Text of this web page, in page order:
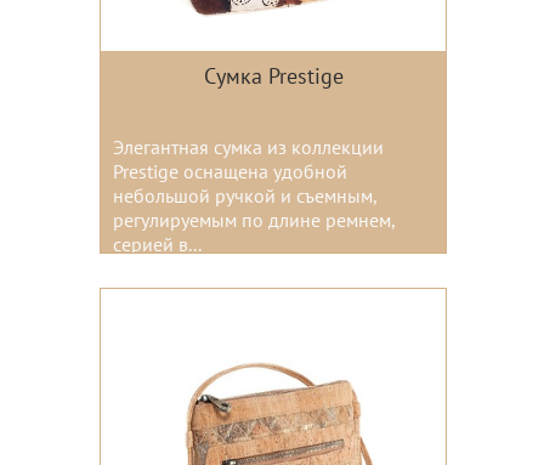
Сумка Prestige
Элегантная сумка из коллекции
Prestige оснащена удобной
небольшой ручкой и съемным,
регулируемым по длине ремнем,
серией в...
Цвета: